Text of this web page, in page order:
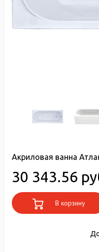
Акриловая ванна
30 343.56
В корзину